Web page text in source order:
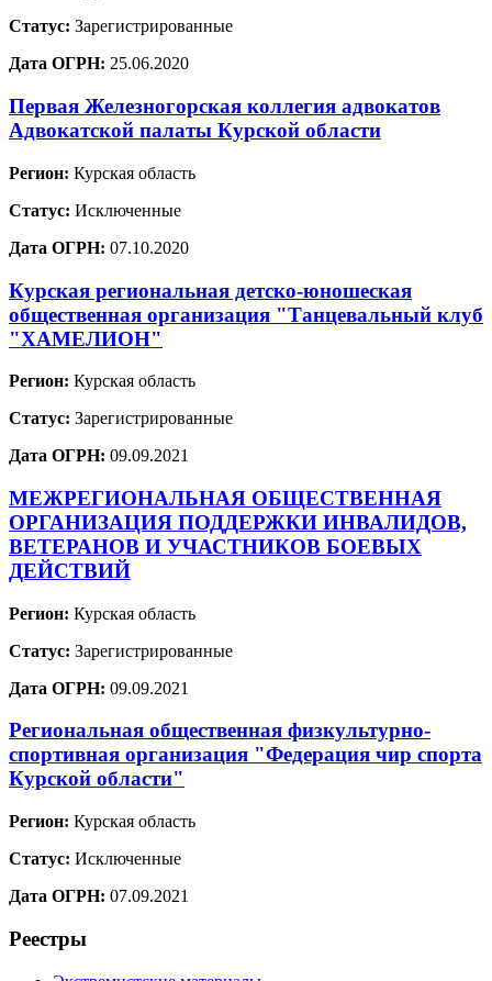
Статус: Зарегистрированные
Дата ОГРН: 25.06.2020
Первая Железногорская коллегия адвокатов
Адвокатской палаты Курской области
Регион: Курская область
Статус: Исключенные
Дата ОГРН: 07.10.2020
Курская региональная детско-юношеская
общественная организация "Танцевальный клуб
"ХАМЕЛИОН"
Регион: Курская область
Статус: Зарегистрированные
Дата ОГРН: 09.09.2021
МЕЖРЕГИОНАЛЬНАЯ ОБЩЕСТВЕННАЯ
ОРГАНИЗАЦИЯ ПОДДЕРЖКИ ИНВАЛИДОВ,
ВЕТЕРАНОВ И УЧАСТНИКОВ БОЕВЫХ
ДЕЙСТВИЙ
Регион: Курская область
Статус: Зарегистрированные
Дата ОГРН: 09.09.2021
Региональная общественная физкультурно-
спортивная организация "Федерация чир спорта
Курской области"
Регион: Курская область
Статус: Исключенные
Дата ОГРН: 07.09.2021
Реестры